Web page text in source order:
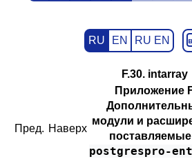
RU EN RU EN
F.30. intarray
Пред. Наверх
Приложение
модули и
postgrespro-